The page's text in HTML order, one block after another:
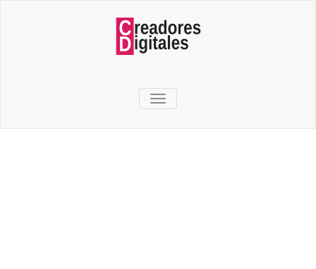
TOGGLE NAVIGATION